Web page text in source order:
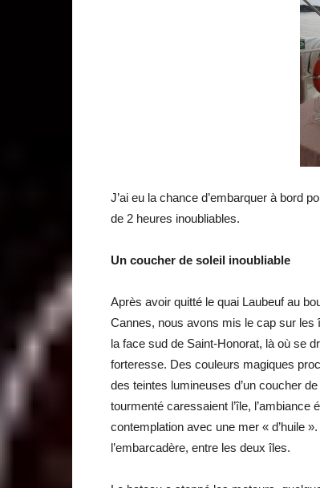
J’ai eu la chance d’embarquer à bord
de 2 heures inoubliables.
Un coucher de soleil inoubliable
Après avoir quitté le quai Laubeuf au
Cannes, nous avons mis le cap sur les
la face sud de Saint-Honorat, là où se
forteresse. Des couleurs magiques
des teintes lumineuses d’un coucher de
tourmenté caressaient l’île, l’ambiance
contemplation avec une mer « d’huile
l’embarcadère, entre les deux îles.